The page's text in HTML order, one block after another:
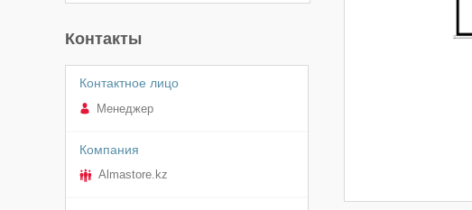
Контакты
Менеджер
Almastore.kz